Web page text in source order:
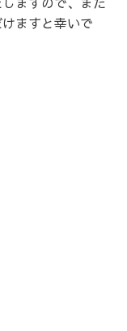
ますと幸いで